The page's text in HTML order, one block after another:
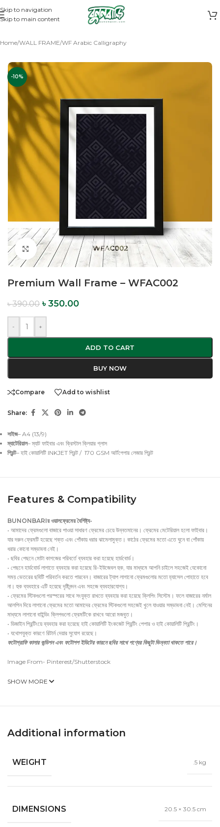
Skip to navigation
Skip to main content
Home/WALL FRAME/WF Arabic Calligraphy
-10%
Click to enlarge
Premium Wall Frame – WFAC002
৳390.00 ৳350.00
- +
ADD TO CART
BUY NOW
Compare Add to wishlist
Share:
সাইজ– A4 (13/9)
ম্যাটেরিয়াল– ম্যাট ফাইবার এবং ক্রিস্টাল ক্লিয়ার গ্লাস
প্রিন্ট– হাই কোয়ালিটি INKJET প্রিন্ট / 170 GSM আর্টপেপার লেজার প্রিন্ট
Features & Compatibility
BUNONBARIর ওয়ালফ্রেমের বৈশিষ্ট্য-
• আমাদের ফ্রেমগুলো বাজারে পাওয়া সাধারণ ফ্রেমের চেয়ে উন্নতমানের। ফ্রেমের মেটেরিয়াল হলো ফাইবার।
যার দরুন ফ্রেমটি হয়েছে শক্ত এবং পোঁকায় ধরার ঝামেলামুক্ত। কাঠের ফ্রেমের মতো এতে ঘুনে বা পোঁকায়
ধরার কোনো সম্ভাবনা নেই।
• ছবির পেছনে মোটা কাগজের পরিবর্তে ব্যবহার করা হয়েছে হার্ডবোর্ড।
• পেছনে হার্ডবোর্ড লাগাতে ব্যবহার করা হয়েছে রি-ইউজেবল হুক, যার মাধ্যমে আপনি চাইলে সহজেই যেকোনো
সময় ভেতরের ছবিটি পরিবর্তন করতে পারবেন। বাজারের ট্যাপ লাগানো ফ্রেমগুলোর মতো হ্যাসেল পোহাতে হবে
না। হুক ব্যবহারে এটি হয়েছে দৃষ্টিনন্দন এবং সহজে ব্যবহারযোগ্য।
• ফ্রেমের স্টিকগুলো পরস্পরের সাথে সংযুক্ত রাখতে ব্যবহার করা হয়েছে ক্লিপিং সিস্টেম। ফলে বাজারের নর্মাল
আলপিন দিয়ে লাগানো ফ্রেমের মতো আমাদের ফ্রেমের স্টিকগুলো সহজেই খুলে যাওয়ার সম্ভাবনা নেই। মেশিনের
মাধ্যমে লাগানো বাইন্ডিং ক্লিপগুলো ফ্রেমটিকে রাখবে আরো মজবুত।
• ডিজাইন প্রিন্টিংয়ে ব্যবহার করা হয়েছে হাই কোয়ালিটি ইংকজেট প্রিন্টিং পেপার ও হাই কোয়ালিটি প্রিন্টিং।
• যথোপযুক্ত কারণে রিটার্ন দেয়ার সুযোগ রয়েছে।
ফটোগ্রাফি কালার কন্ডিশন এবং ফটোশপ ইডিটের কারনে ছবির সাথে পণ্যের কিছুটা ভিন্নতা থাকতে পারে।
Image From- Pinterest/Shutterstock
SHOW MORE
Additional information
WEIGHT .5 kg
DIMENSIONS 20.5 × 30.5 cm